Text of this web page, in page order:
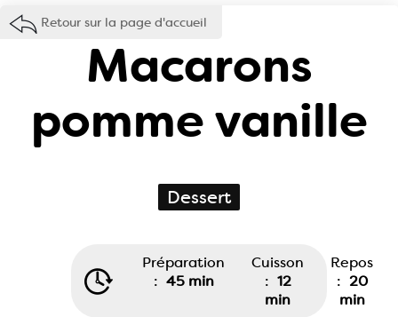
Retour sur la page d'accueil
Macarons
pomme vanille
Dessert
Préparation
: 45 min
Cuisson
: 12
min
Repos
: 20
min